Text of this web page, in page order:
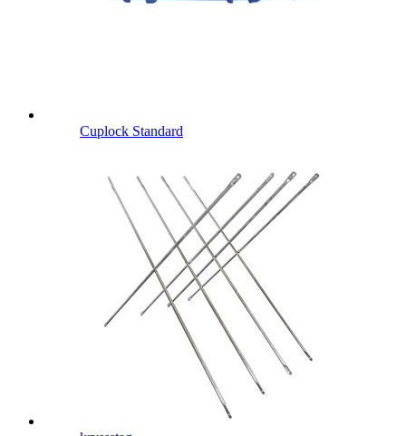
Cuplock Standard